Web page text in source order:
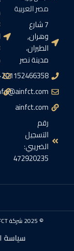
مصر العربية
7 شارع
وهران,
الطيران،
مدينة نصر
201152466358+
ainfct.com
رقم
التسجيل
الضريبي:
472920235
© 2025 شركة AINFCT للتدريب والاستشارات. جميع الحقوق محفوظة.
سياسة